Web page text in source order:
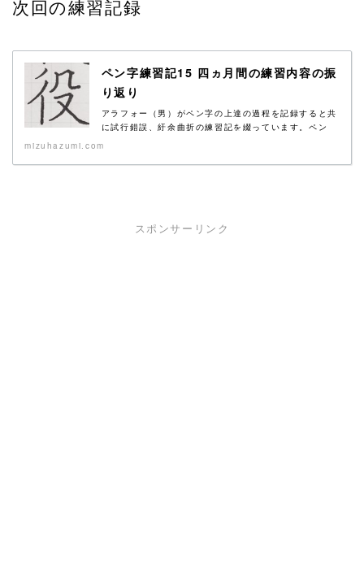
次回の練習記録
ペン字練習記15 四ヵ月間の練習内容の振
り返り
アラフォー（男）がペン字の上達の過程を記録すると共
に試行錯誤、紆余曲折の練習記を綴っています。ペン
mizuhazumi.com
スポンサーリンク